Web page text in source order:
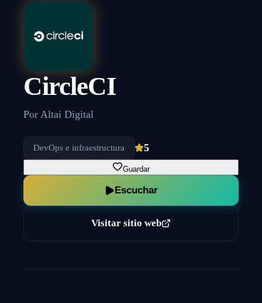
CircleCI
Por Altai Digital
DevOps e infraestructura 5
Guardar
Escuchar
Visitar sitio web